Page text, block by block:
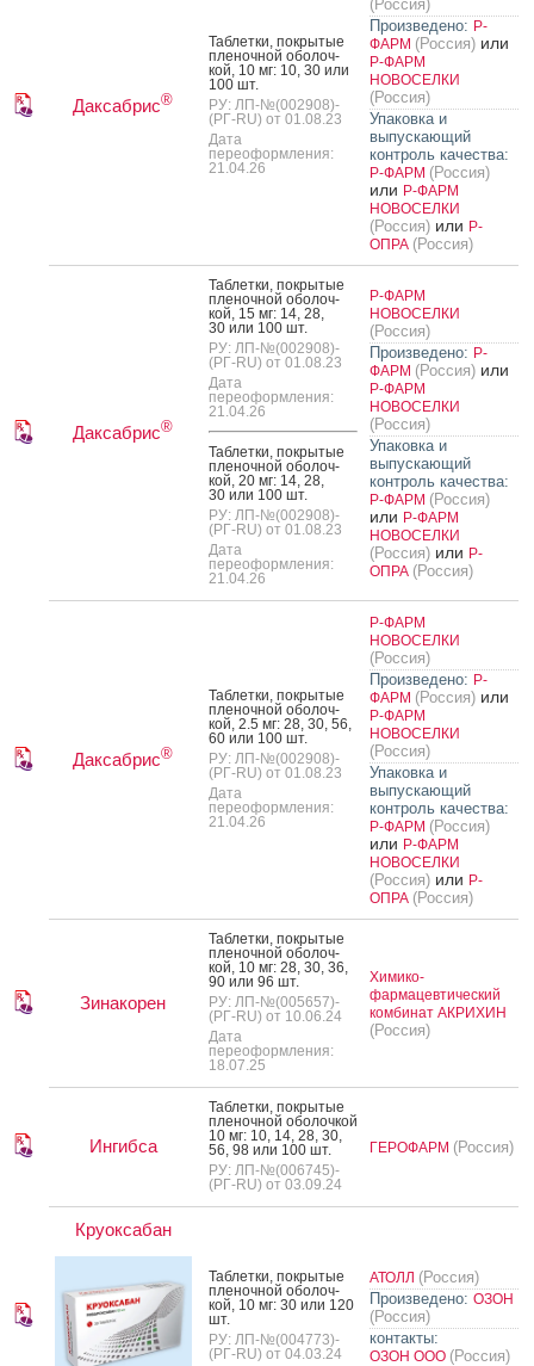
Даксабрис®
Таб­летки, пок­ры­тые
пле­ноч­ной обо­лоч­
кой, 10 мг: 10, 30 или
100 шт.
РУ: ЛП-№(002908)-
(РГ-RU) от 01.08.23
Дата
переоформления:
21.04.26
(Россия)
Произведено: Р-
ФАРМ (Россия) или
Р-ФАРМ
НОВОСЕЛКИ
(Россия)
Упаковка и
выпускающий
контроль качества:
Р-ФАРМ (Россия)
или Р-ФАРМ
НОВОСЕЛКИ
(Россия) или Р-
ОПРА (Россия)
Даксабрис®
Таб­летки, пок­ры­тые
пле­ноч­ной обо­лоч­
кой, 15 мг: 14, 28,
30 или 100 шт.
РУ: ЛП-№(002908)-
(РГ-RU) от 01.08.23
Дата
переоформления:
21.04.26
Таб­летки, пок­ры­тые
пле­ноч­ной обо­лоч­
кой, 20 мг: 14, 28,
30 или 100 шт.
РУ: ЛП-№(002908)-
(РГ-RU) от 01.08.23
Дата
переоформления:
21.04.26
Р-ФАРМ
НОВОСЕЛКИ
(Россия)
Произведено: Р-
ФАРМ (Россия) или
Р-ФАРМ
НОВОСЕЛКИ
(Россия)
Упаковка и
выпускающий
контроль качества:
Р-ФАРМ (Россия)
или Р-ФАРМ
НОВОСЕЛКИ
(Россия) или Р-
ОПРА (Россия)
Даксабрис®
Таб­летки, пок­ры­тые
пле­ноч­ной обо­лоч­
кой, 2.5 мг: 28, 30, 56,
60 или 100 шт.
РУ: ЛП-№(002908)-
(РГ-RU) от 01.08.23
Дата
переоформления:
21.04.26
Р-ФАРМ
НОВОСЕЛКИ
(Россия)
Произведено: Р-
ФАРМ (Россия) или
Р-ФАРМ
НОВОСЕЛКИ
(Россия)
Упаковка и
выпускающий
контроль качества:
Р-ФАРМ (Россия)
или Р-ФАРМ
НОВОСЕЛКИ
(Россия) или Р-
ОПРА (Россия)
Зинакорен
Таб­летки, пок­ры­тые
пле­ноч­ной обо­лоч­
кой, 10 мг: 28, 30, 36,
90 или 96 шт.
РУ: ЛП-№(005657)-
(РГ-RU) от 10.06.24
Дата
переоформления:
18.07.25
Химико-
фармацевтический
комбинат АКРИХИН
(Россия)
Ингибса
Таб­летки, пок­ры­тые
пле­ноч­ной обо­лоч­кой
10 мг: 10, 14, 28, 30,
56, 98 или 100 шт.
РУ: ЛП-№(006745)-
(РГ-RU) от 03.09.24
ГЕРОФАРМ (Россия)
Круоксабан
Таб­летки, пок­ры­тые
пле­ноч­ной обо­лоч­
кой, 10 мг: 30 или 120
шт.
РУ: ЛП-№(004773)-
(РГ-RU) от 04.03.24
АТОЛЛ (Россия)
Произведено: ОЗОН
(Россия)
контакты:
ОЗОН ООО (Россия)